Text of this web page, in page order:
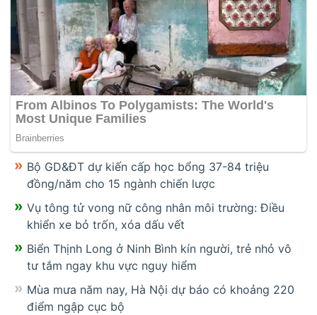
Bộ GD&ĐT dự kiến cấp học bổng 37-84 triệu
đồng/năm cho 15 ngành chiến lược
Vụ tông tử vong nữ công nhân môi trường: Điều
khiển xe bỏ trốn, xóa dấu vết
Biển Thịnh Long ở Ninh Bình kín người, trẻ nhỏ vô
tư tắm ngay khu vực nguy hiểm
Mùa mưa năm nay, Hà Nội dự báo có khoảng 220
điểm ngập cục bộ